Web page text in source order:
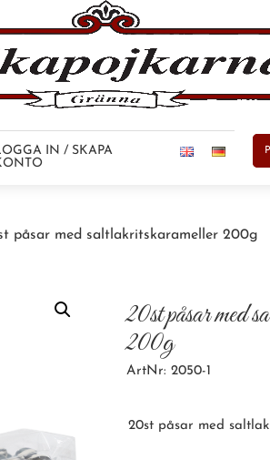
IN / SKAPA
påsar med saltlakritskarameller 200g
20st påsar med
200g
ArtNr: 2050-1
20st påsar med